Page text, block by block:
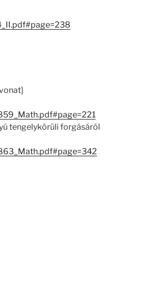
tengelykörüli forgásáról